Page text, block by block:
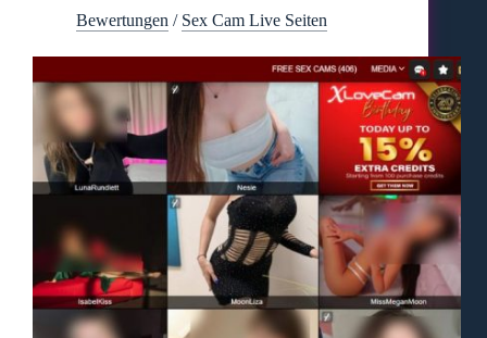
Bewertungen / Sex Cam Live Seiten